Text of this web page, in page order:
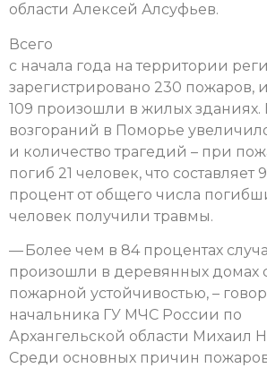
области Алексей Алсуфьев.
Всего
с начала года на территории
зарегистрировано 230 пожаров,
109 произошли в жилых зданиях.
возгораний в Поморье
и количество трагедий – при
погиб 21 человек, что составляет
процент от общего числа
человек получили травмы.
— Более чем в 84 процентах
произошли в деревянных домах
пожарной устойчивостью, –
начальника ГУ МЧС России по
Архангельской области Михаил
Среди основных причин